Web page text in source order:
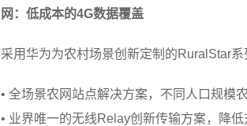
网：低成本的4G数据覆盖
采用华为为农村场景创新定制的RuralStar系
• 全场景农网站点解决方案，不同人口规模
• 业界唯一的无线Relay创新传输方案，降